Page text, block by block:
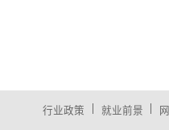
行业政策 | 就业前景 |